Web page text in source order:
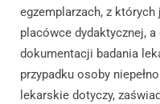
egzemplarzach, z
placówce dydaktycznej, a
dokumentacji badania
przypadku osoby
lekarskie dotyczy,